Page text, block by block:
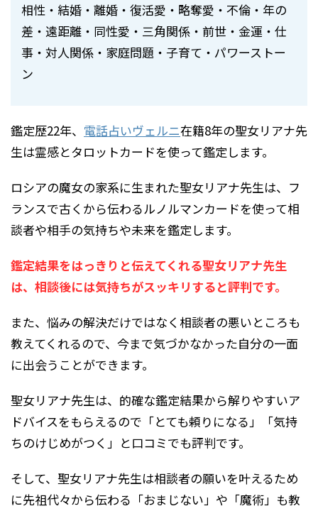
相性・結婚・離婚・復活愛・略奪愛・不倫・年の
差・遠距離・同性愛・三角関係・前世・金運・仕
事・対人関係・家庭問題・子育て・パワーストー
ン
鑑定歴22年、 電話占いヴェルニ在籍8年の聖女リアナ先
生は霊感とタロットカードを使って鑑定します。
ロシアの魔女の家系に生まれた聖女リアナ先生は、フ
ランスで古くから伝わるルノルマンカードを使って相
談者や相手の気持ちや未来を鑑定します。
鑑定結果をはっきりと伝えてくれる聖女リアナ先生
は、相談後には気持ちがスッキリすると評判です。
また、悩みの解決だけではなく相談者の悪いところも
教えてくれるので、今まで気づかなかった自分の一面
に出会うことができます。
聖女リアナ先生は、的確な鑑定結果から解りやすいア
ドバイスをもらえるので「とても頼りになる」「気持
ちのけじめがつく」と口コミでも評判です。
そして、聖女リアナ先生は相談者の願いを叶えるため
に先祖代々から伝わる「おまじない」や「魔術」も教